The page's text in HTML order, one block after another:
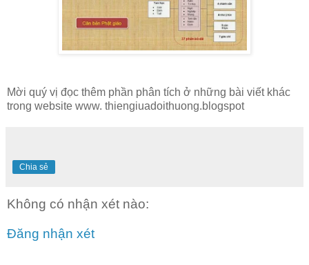
Mời quý vị đọc thêm phần phân tích ở những bài viết khác
trong website www. thiengiuadoithuong.blogspot
Chia sẻ
Không có nhận xét nào:
Đăng nhận xét